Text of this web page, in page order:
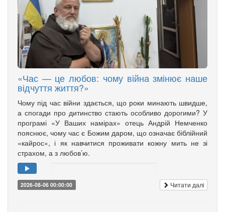
«Час — це любов: чому війна змінює наше
відчуття життя?»
Чому під час війни здається, що роки минають швидше,
а спогади про дитинство стають особливо дорогими? У
програмі «У Ваших намірах» отець Андрій Немченко
пояснює, чому час є Божим даром, що означає біблійний
«кайрос», і як навчитися проживати кожну мить не зі
страхом, а з любов’ю.
2026-08-06 00:00:00 Читати далі